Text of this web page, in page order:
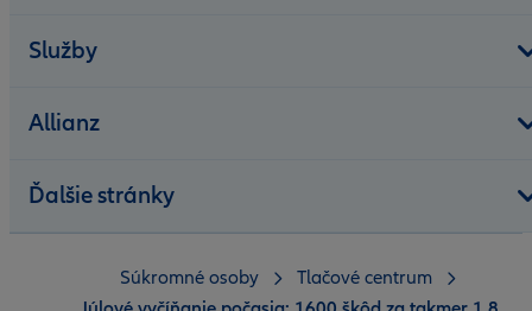
Služby
Allianz
Ďalšie stránky
Súkromné osoby
Tlačové centrum